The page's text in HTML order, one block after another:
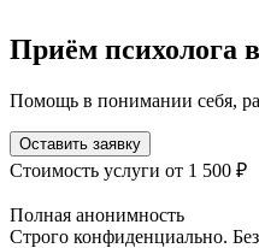
Приём психолога
Помощь в понимании себя,
Оставить заявку
Стоимость услуги от 1 500 ₽
Полная анонимность
Строго конфиденциально.